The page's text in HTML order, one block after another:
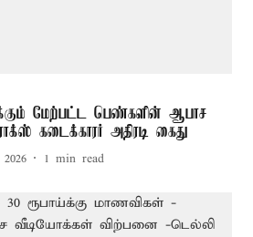
மேற்பட்ட பெண்களின் ஆபாச
கடைக்காரர் அதிரடி கைது
1 min read